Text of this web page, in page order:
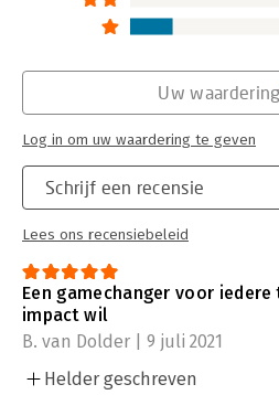
Schrijf een recensie
Lees ons recensiebeleid
Uw
Log in om uw waardering te geven
Een gamechanger voor
impact wil
B. van Dolder | 9 juli 2021
Helder geschreven